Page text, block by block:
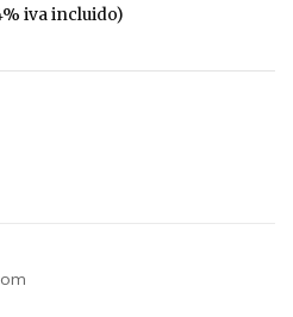
iva incluido)